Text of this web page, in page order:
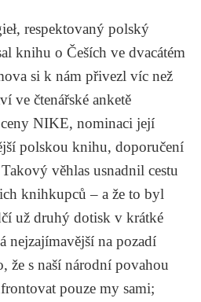
UKÁZKA
SLOUPEK
ILIGLOSA
, respektovaný polský
knihu o Češích ve dvacátém
si k nám přivezl víc než
ve čtenářské anketě
NIKE, nominaci její
polskou knihu, doporučení
věhlas usnadnil cestu
knihkupců – a že to byl
už druhý dotisk v krátké
nejzajímavější na pozadí
že s naší národní povahou
pouze my sami;